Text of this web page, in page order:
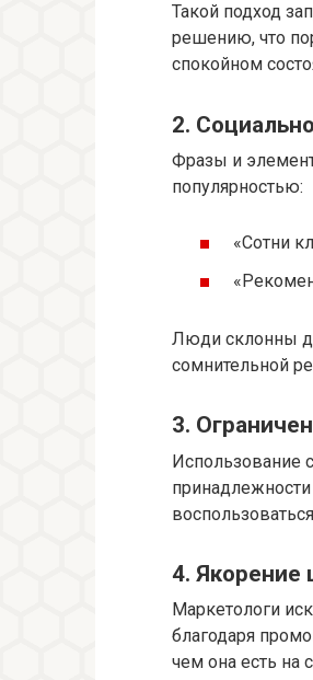
Такой подход
решению, что
спокойном
2.
Фразы и
популярностью:
«Сотни
Люди склонны
сомнительной
3.
Использование
4. Якорение
Маркетологи
благодаря
чем она есть на